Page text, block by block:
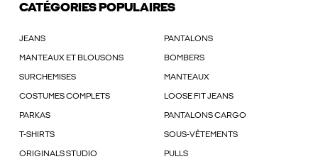
CATÉGORIES POPULAIRES
JEANS PANTALONS
MANTEAUX ET BLOUSONS BOMBERS
SURCHEMISES MANTEAUX
COSTUMES COMPLETS LOOSE FIT JEANS
PARKAS PANTALONS CARGO
T-SHIRTS SOUS-VÊTEMENTS
ORIGINALS STUDIO PULLS